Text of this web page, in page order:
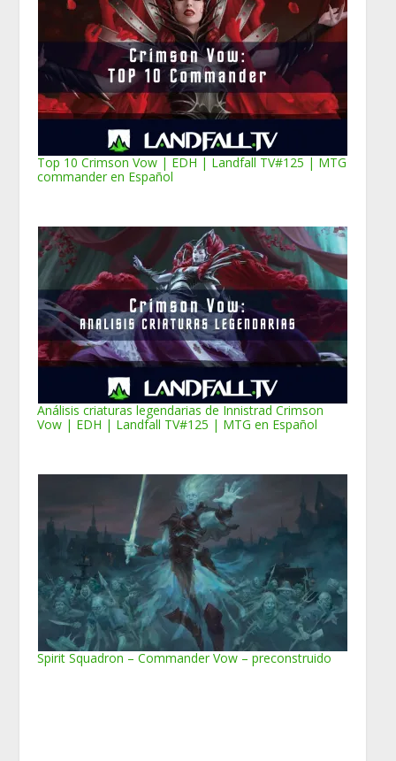
Top 10 Crimson Vow | EDH | Landfall TV#125 | MTG
commander en Español
Análisis criaturas legendarias de Innistrad Crimson
Vow | EDH | Landfall TV#125 | MTG en Español
Spirit Squadron – Commander Vow – preconstruido